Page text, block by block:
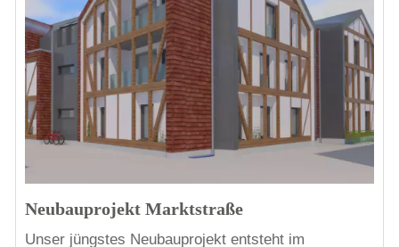
Neubauprojekt Marktstraße
Unser jüngstes Neubauprojekt entsteht im